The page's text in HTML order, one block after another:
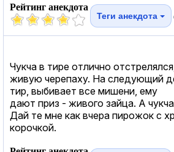
Рейтинг анекдота
Теги анекдота
Чукча в тире отлично
живую черепаху. На следующий
тир, выбивает все мишени, ему
дают приз - живого зайца. А
Дай те мне как вчера пирожок с
корочкой.